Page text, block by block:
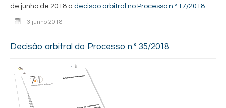
de junho de 2018 a decisão arbitral no Processo n.º 17/2018.
13 junho 2018
Decisão arbitral do Processo n.º 35/2018